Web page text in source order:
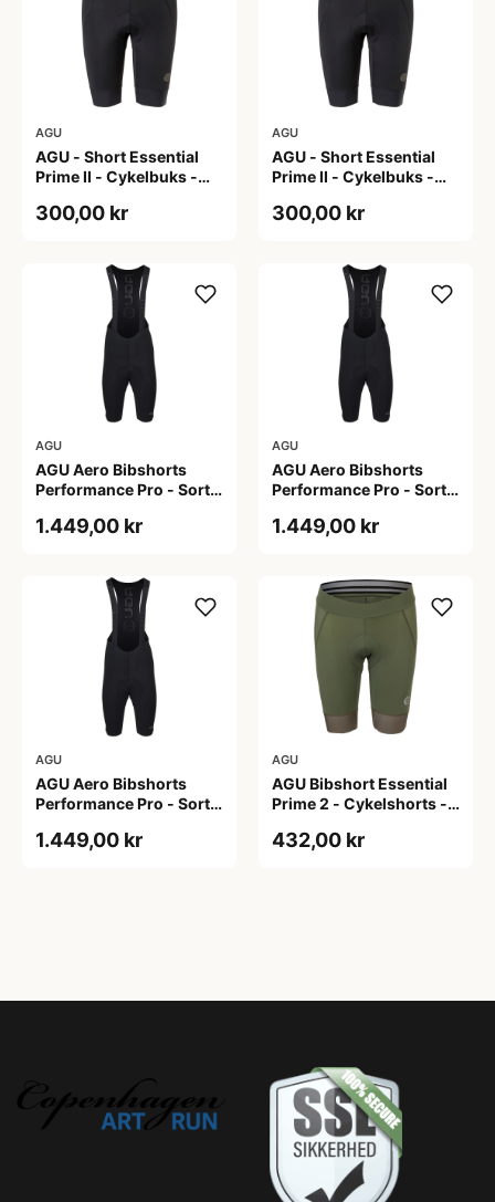
AGU
AGU - Short Essential
Prime II - Cykelbuks -
300,00 kr
AGU
AGU - Short Essential
Prime II - Cykelbuks -
300,00 kr
AGU
AGU Aero Bibshorts
Performance Pro - Sort -
1.449,00 kr
AGU
AGU Aero Bibshorts
Performance Pro - Sort -
1.449,00 kr
AGU
AGU Aero Bibshorts
Performance Pro - Sort -
1.449,00 kr
AGU
AGU Bibshort Essential
Prime 2 - Cykelshorts -
2XL
432,00 kr